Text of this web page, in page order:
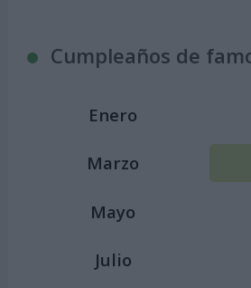
Cumpleaños de
Enero
Marzo
Mayo
Julio